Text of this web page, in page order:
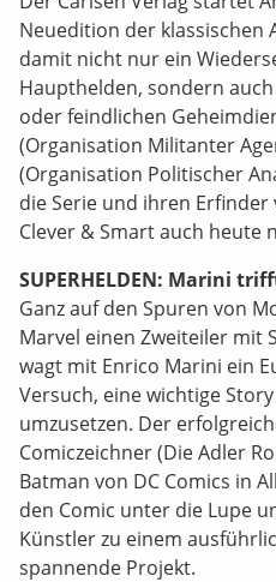
Neuedition der
damit nicht nur ein
Haupthelden, sondern
oder feindlichen
(Organisation Militanter
(Organisation Politischer
die Serie und ihren
Clever & Smart auch heute
SUPERHELDEN: Marini
Ganz auf den Spuren von
Marvel einen Zweiteiler mit
wagt mit Enrico Marini ein
Versuch, eine wichtige
umzusetzen. Der
Comiczeichner (Die Adler
Batman von DC Comics in
den Comic unter die Lupe
Künstler zu einem
spannende Projekt.